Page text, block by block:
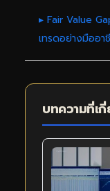
▸ Fair Value
เทรดอย่างมืออา
บทความที่เ